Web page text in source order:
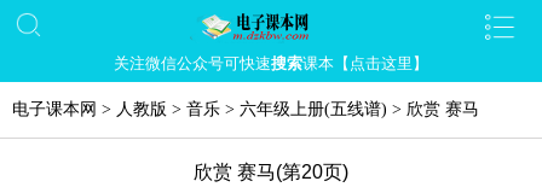
关注微信公众号可快速搜索课本【点击这里】
电子课本网 > 人教版 > 音乐 > 六年级上册(五线谱) > 欣赏 赛马
欣赏 赛马(第20页)